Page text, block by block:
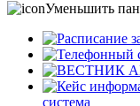
Уменьшить
система